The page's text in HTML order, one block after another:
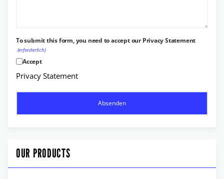
To submit this form, you need to accept our Privacy Statement
(erforderlich)
Accept
Privacy Statement
OUR PRODUCTS